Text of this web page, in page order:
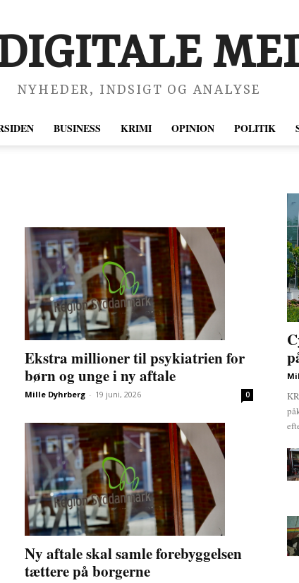
NYHEDER, INDSIGT OG ANALYSE
BUSINESS KRIMI OPINION POLITIK
Ekstra millioner til psykiatrien for
børn og unge i ny aftale
Mille Dyhrberg - 19 juni, 2026 0
Ny aftale skal samle forebyggelsen
tættere på borgerne